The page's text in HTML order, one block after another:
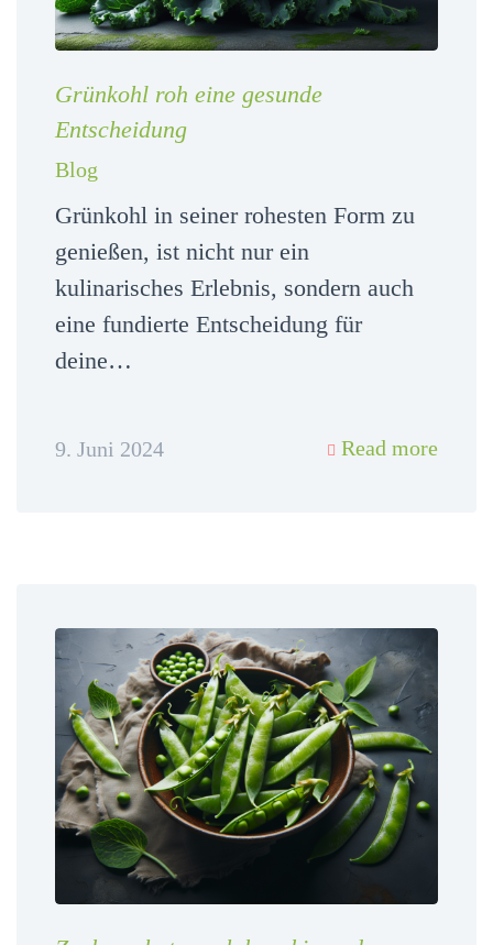
Grünkohl roh eine gesunde
Entscheidung
Blog
Grünkohl in seiner rohesten Form zu
genießen, ist nicht nur ein
kulinarisches Erlebnis, sondern auch
eine fundierte Entscheidung für
deine…
9. Juni 2024 Read more